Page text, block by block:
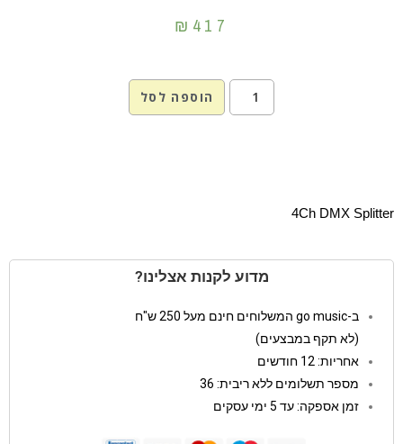
₪ 417
הוספה לסל
4Ch DMX Splitter
מדוע לקנות אצלינו?
ב-go music המשלוחים חינם מעל 250 ש"ח
(לא תקף במבצעים)
אחריות: 12 חודשים
מספר תשלומים ללא ריבית: 36
זמן אספקה: עד 5 ימי עסקים